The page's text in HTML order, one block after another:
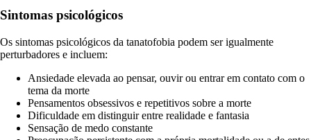
Sintomas psicológicos
Os sintomas psicológicos da tanatofobia podem ser igualmente
perturbadores e incluem:
Ansiedade elevada ao pensar, ouvir ou entrar em contato com o
tema da morte
Pensamentos obsessivos e repetitivos sobre a morte
Dificuldade em distinguir entre realidade e fantasia
Sensação de medo constante